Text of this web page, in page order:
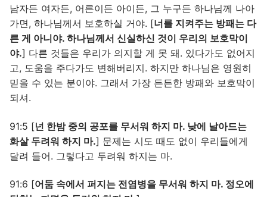
남자든 여자든, 어른이든 아이든, 그 누구든 하나님께 나아
가면, 하나님께서 보호하실 거야. [너를 지켜주는 방패는 다
른 게 아니야. 하나님께서 신실하신 것이 우리의 보호막이
야.] 다른 것들은 우리가 의지할 게 못 돼. 있다가도 없어지
고, 도움을 주다가도 변해버리지. 하지만 하나님은 영원히
믿을 수 있는 분이야. 그래서 가장 든든한 방패와 보호막이
되셔.
91:5 [넌 한밤 중의 공포를 무서워 하지 마. 낮에 날아드는
화살 두려워 하지 마.] 문제는 시도 때도 없이 우리들에게
달려 들어. 그렇다고 두려워 하지는 마.
91:6 [어둠 속에서 퍼지는 전염병을 무서워 하지 마. 정오에